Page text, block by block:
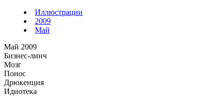
Иллюстрации
2009
Май
Май 2009
Бизнес-линч
Мозг
Понос
Дрюкенция
Идиотека